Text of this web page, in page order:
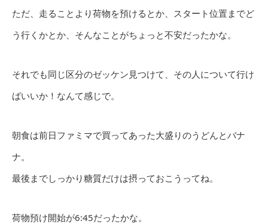
ただ、走ることより荷物を預けるとか、スタート位置までど
う行くかとか、そんなことがちょっと不安だったかな。
それでも同じ区分のゼッケン見つけて、その人について行け
ばいいか！なんて感じで。
朝食は前日ファミマで買ってあった大盛りのうどんとバナ
ナ。
最後までしっかり糖質だけは摂っておこうってね。
荷物預け開始が6:45だったかな。